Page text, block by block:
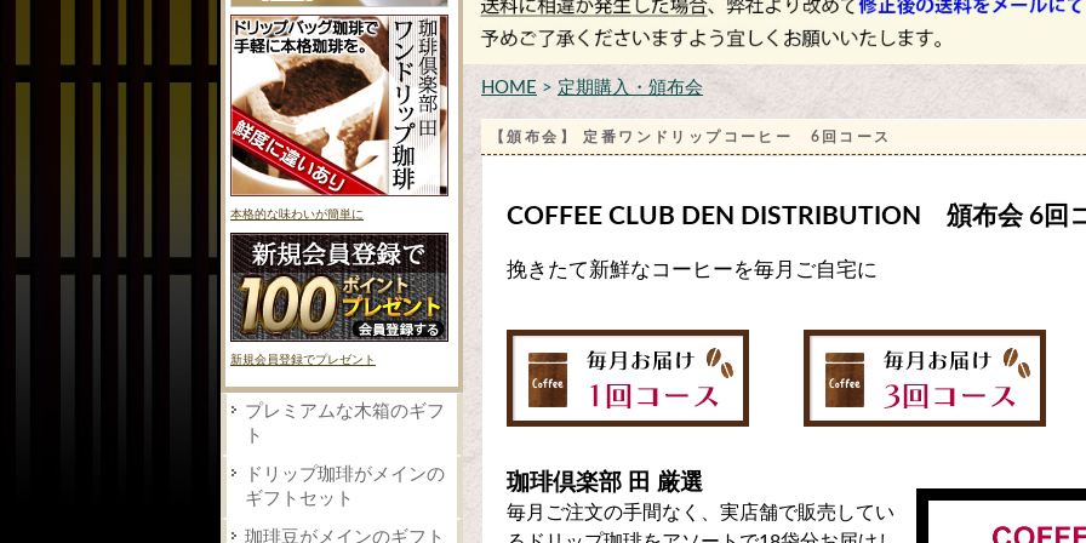
本格的な味わいが簡単に
新規会員登録でプレゼント
プレミアムな木箱のギフ
ト
ドリップ珈琲がメインの
ギフトセット
珈琲豆がメインのギフト
HOME > 定期購入・頒布会
【頒布会】 定番ワンドリップコーヒー 6回コース
COFFEE CLUB DEN DISTRIBUTION 頒布会 6回
挽きたて新鮮なコーヒーを毎月ご自宅に
珈琲倶楽部 田 厳選
毎月ご注文の手間なく、実店舗で販売してい